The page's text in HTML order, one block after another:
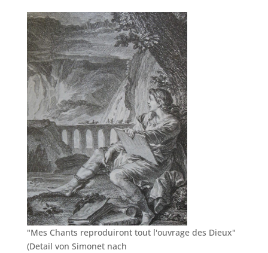
"Mes Chants reproduiront tout l'ouvrage des Dieux"
(Detail von Simonet nach